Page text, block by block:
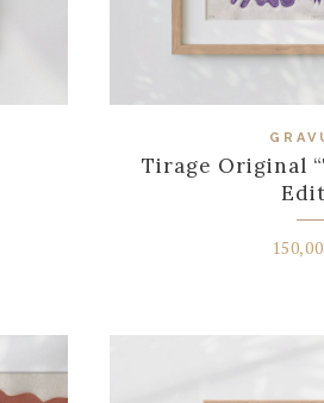
Tirage Original